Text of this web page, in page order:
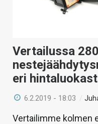
Vertailussa
eri
6.2.2019 - 18:03 /
Vertailimme kolmen